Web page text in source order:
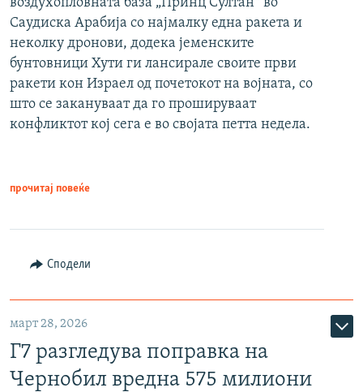
Саудиска Арабија со најмалку една ракета и
неколку дронови, додека јеменските
бунтовници Хути ги лансирале своите први
ракети кон Израел од почетокот на војната, со
што се закануваат да го прошируваат
конфликтот кој сега е во својата петта недела.
прочитај повеќе
Сподели
март 28, 2026
Г7 разгледува поправка на
Чернобил вредна 575 милиони